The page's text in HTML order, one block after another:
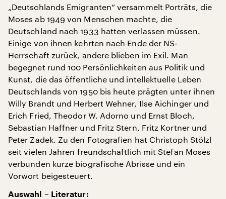
„Deutschlands Emigranten“ versammelt Porträts, die
Moses ab 1949 von Menschen machte, die
Deutschland nach 1933 hatten verlassen müssen.
Einige von ihnen kehrten nach Ende der NS-
Herrschaft zurück, andere blieben im Exil. Man
begegnet rund 100 Persönlichkeiten aus Politik und
Kunst, die das öffentliche und intellektuelle Leben
Deutschlands von 1950 bis heute prägten unter ihnen
Willy Brandt und Herbert Wehner, Ilse Aichinger und
Erich Fried, Theodor W. Adorno und Ernst Bloch,
Sebastian Haffner und Fritz Stern, Fritz Kortner und
Peter Zadek. Zu den Fotografien hat Christoph Stölzl
seit vielen Jahren freundschaftlich mit Stefan Moses
verbunden kurze biografische Abrisse und ein
Vorwort beigesteuert.
Auswahl – Literatur: